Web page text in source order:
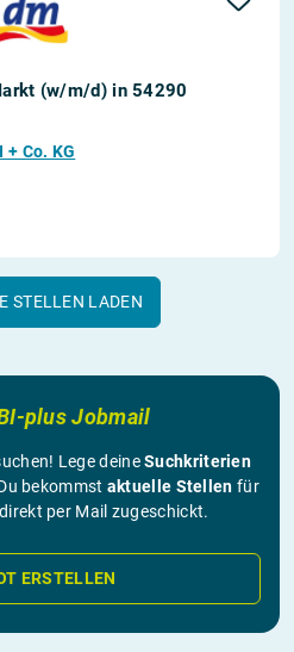
(w/m/d) in 54290
Co. KG
STELLEN LADEN
plus Jobmail
Lege deineSuchkriterien
bekommst aktuelle Stellen für
direkt per Mail zugeschickt.
ERSTELLEN